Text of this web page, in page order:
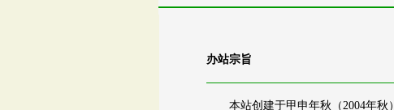
办站宗旨
本站创建于甲申年秋（2004年秋